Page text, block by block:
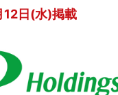
日(水)掲載